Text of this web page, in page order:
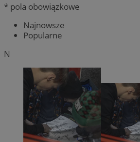
* pola obowiązkowe
Najnowsze
Popularne
N